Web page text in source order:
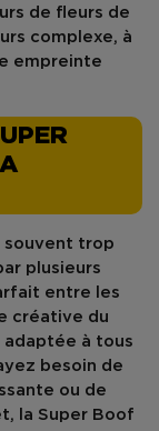
de fleurs de
complexe, à
empreinte
souvent trop
plusieurs
entre les
créative du
à tous
besoin de
ou de
la Super Boof